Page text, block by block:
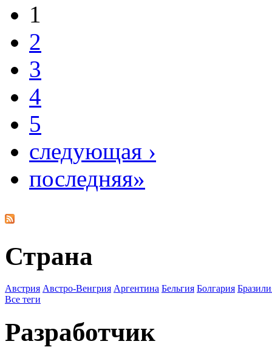
1
2
3
4
5
следующая ›
последняя»
Страна
Австрия Австро-Венгрия Аргентина Бельгия Болгария
Все теги
Разработчик